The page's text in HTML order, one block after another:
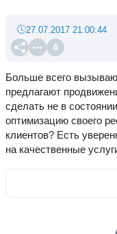
6
27.07.2017 21:00:44
Больше всего
предлагают
сделать не в
оптимизацию своего
клиентов? Есть
на качественные